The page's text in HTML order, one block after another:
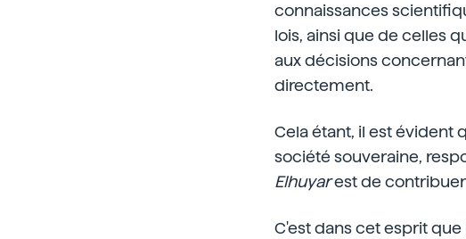
connaissances
lois, ainsi que de celles
aux décisions
directement.
Cela étant, il est évident
société souveraine,
Elhuyarest de contribuer
C'est dans cet esprit que